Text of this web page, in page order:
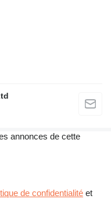
annonces de cette
de confidentialité et